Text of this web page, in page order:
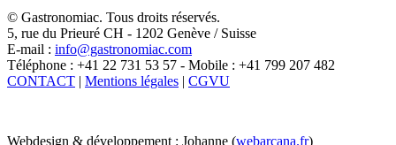
X
© Gastronomiac. Tous droits réservés.
5, rue du Prieuré CH - 1202 Genève / Suisse
E-mail : info@gastronomiac.com
Téléphone : +41 22 731 53 57 - Mobile : +41 799 207 482
CONTACT | Mentions légales | CGVU
Webdesign & développement : Johanne (webarcana.fr)